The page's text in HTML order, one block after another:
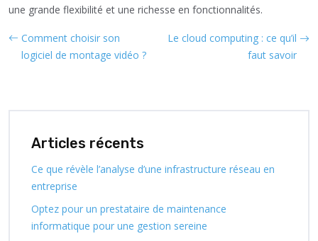
une grande flexibilité et une richesse en fonctionnalités.
Comment choisir son
logiciel de montage vidéo ?
Le cloud computing : ce qu’il
faut savoir
Articles récents
Ce que révèle l’analyse d’une infrastructure réseau en
entreprise
Optez pour un prestataire de maintenance
informatique pour une gestion sereine